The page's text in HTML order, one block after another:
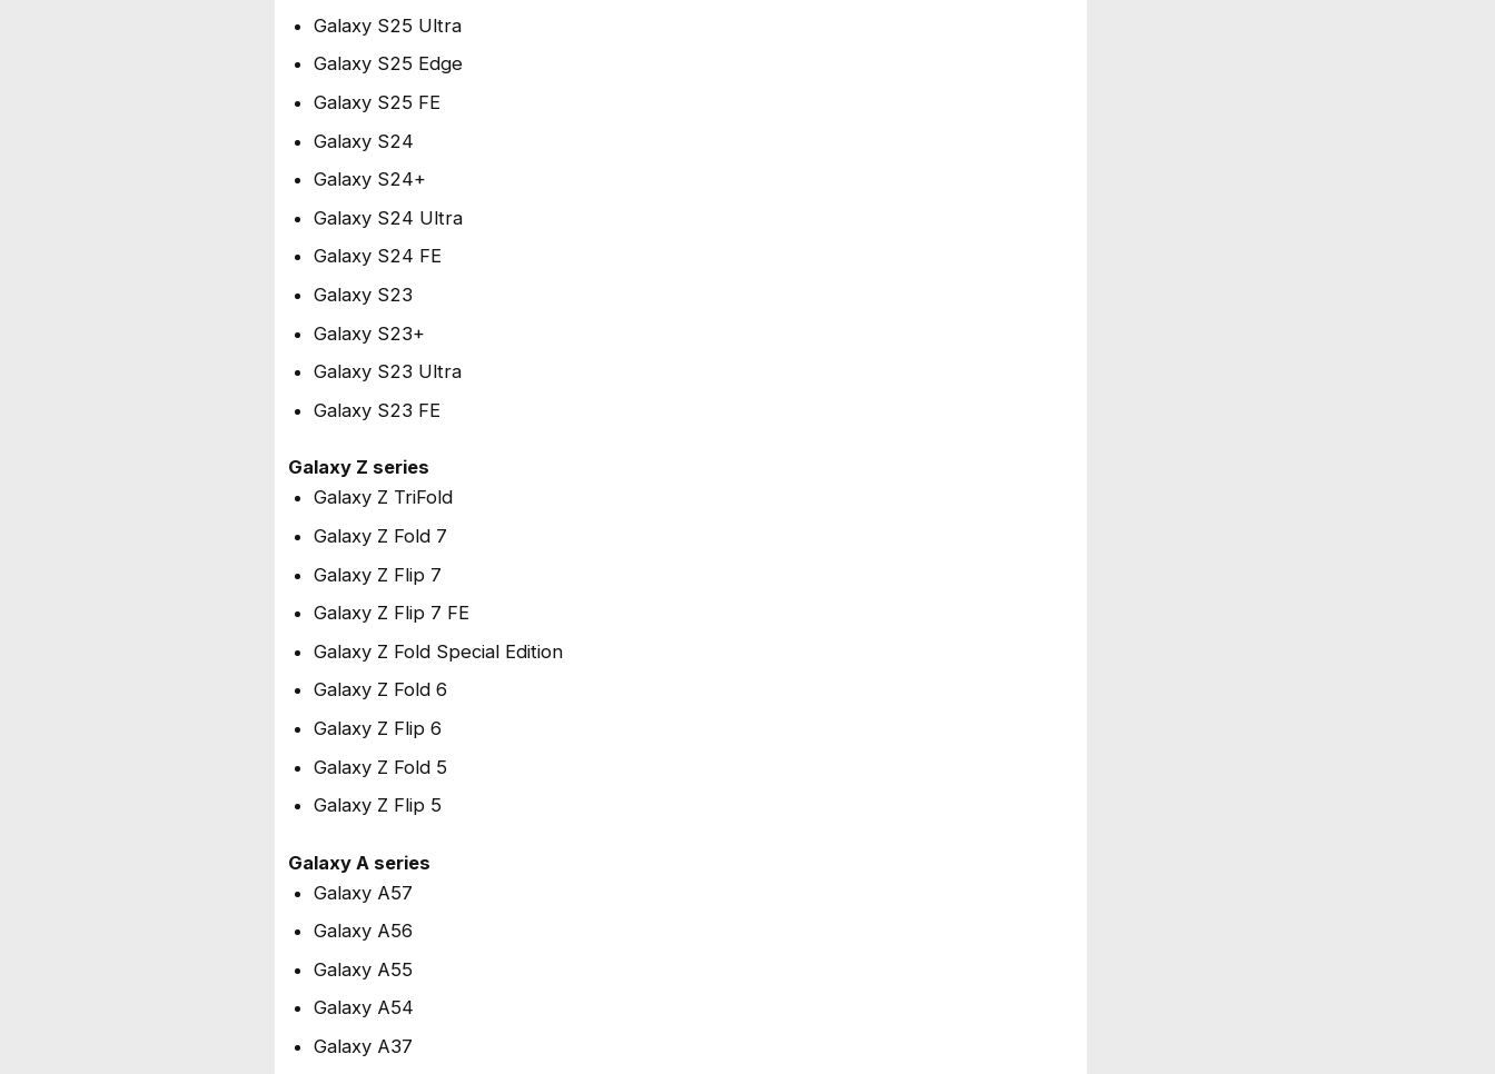
Galaxy S25 Ultra
Galaxy S25 Edge
Galaxy S25 FE
Galaxy S24
Galaxy S24+
Galaxy S24 Ultra
Galaxy S24 FE
Galaxy S23
Galaxy S23+
Galaxy S23 Ultra
Galaxy S23 FE
Galaxy Z series
Galaxy Z TriFold
Galaxy Z Fold 7
Galaxy Z Flip 7
Galaxy Z Flip 7 FE
Galaxy Z Fold Special Edition
Galaxy Z Fold 6
Galaxy Z Flip 6
Galaxy Z Fold 5
Galaxy Z Flip 5
Galaxy A series
Galaxy A57
Galaxy A56
Galaxy A55
Galaxy A54
Galaxy A37